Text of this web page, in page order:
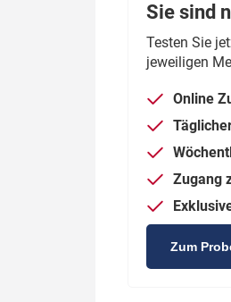
Start-Up-
Thema des
Dossier:
Dossier:
Sie sind
Testen Sie
jeweiligen
Online
Zugang
Zum